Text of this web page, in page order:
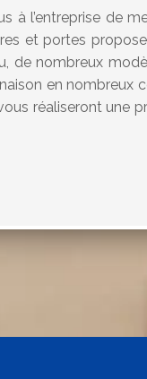
à l’entreprise de
et portes
de nombreux
en nombreux
réaliseront une